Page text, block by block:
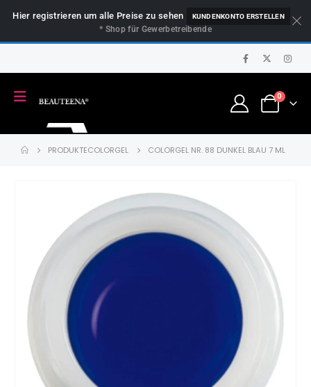
Hier registrieren um alle Preise zu sehen KUNDENKONTO ERSTELLEN
* Shop für Gewerbetreibende
0
PRODUKTECOLORGEL COLORGEL NR. 88 DUNKEL BLAU 7 ML